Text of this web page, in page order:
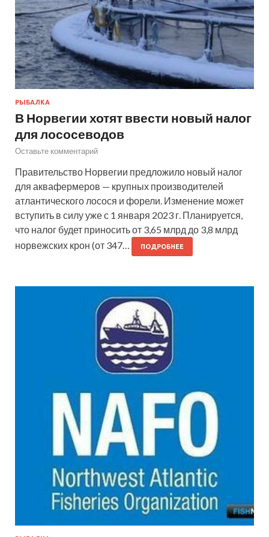
РЫБАЛКА
В Норвегии хотят ввести новый налог
для лососеводов
Оставьте комментарий
Правительство Норвегии предложило новый налог
для аквафермеров — крупных производителей
атлантического лосося и форели. Изменение может
вступить в силу уже с 1 января 2023 г. Планируется,
что налог будет приносить от 3,65 млрд до 3,8 млрд
норвежских крон (от 347…
ПОДРОБНЕЕ